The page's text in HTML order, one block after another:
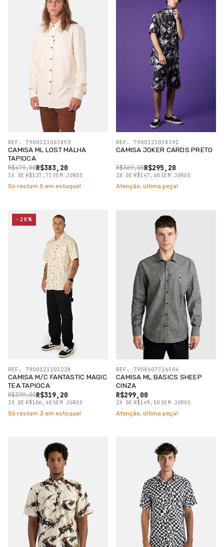
CAMISA ML LOST MALHA
TAPIOCA
R$383,20
R$479,00
3X DE R$127,73 SEM JUROS
REF. 7900121063850
Só restam 5 em estoque!
CAMISA JOKER CARDS PRETO
R$295,20
R$369,00
2X DE R$147,60 SEM JUROS
REF. 7900121038391
Atenção, última peça!
CAMISA M/C FANTASTIC MAGIC
TEA TAPIOCA
R$319,20
R$399,00
3X DE R$106,40 SEM JUROS
REF. 7900121103228
-20%
Só restam 3 em estoque!
CAMISA ML BASICS SHEEP
CINZA
R$299,00
2X DE R$149,50 SEM JUROS
REF. 7908607716504
Atenção, última peça!